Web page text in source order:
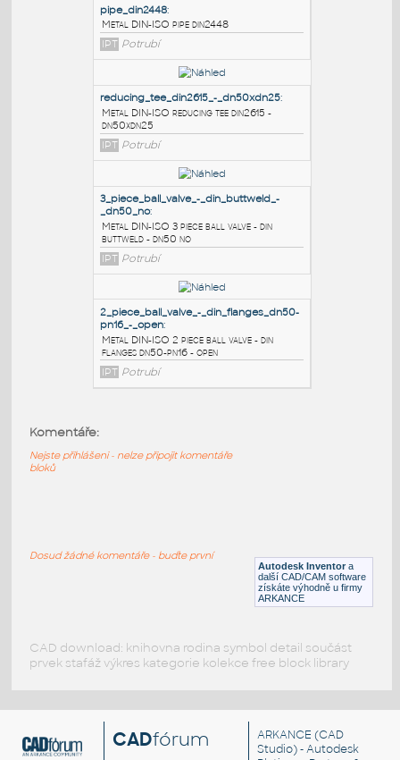
PODOBNÉ BLOKY
pipe_din2448:
Metal DIN-ISO pipe din2448
IPT Potrubí
reducing_tee_din2615_-_dn50xdn25
Metal DIN-ISO reducing tee din2615 -
dn50xdn25
IPT Potrubí
3_piece_ball_valve_-_din_buttweld_-
IPT Potrubí
Metal DIN-ISO 2 piece ball valve - din
flanges dn50-pn16 - open Autodesk Inventor a
další CAD/CAM software
získáte výhodně u firmy
ARKANCE
Komentáře:
Nejste přihlášeni - nelze připojit komentáře
bloků
Dosud žádné komentáře - buďte první
CAD download: knihovna rodina symbol detail součást
prvek stafáž výkres kategorie kolekce free block library
CADfórum ARKANCE (CAD
Studio) - Autodesk